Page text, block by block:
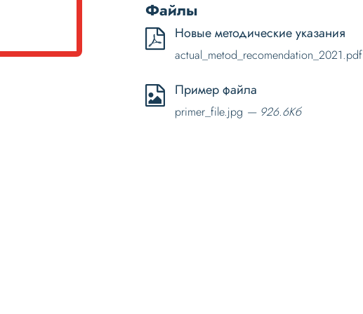
Файлы
Новые методические указания
actual_metod_recomendation_2021.pdf
Пример файла
primer_file.jpg — 926.6Кб